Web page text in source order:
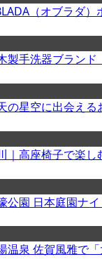
（オブラダ）
製手洗器ブランド
の星空に出会える
｜高座椅子で楽し
公園 日本庭園ナ
温泉 佐賀風雅で